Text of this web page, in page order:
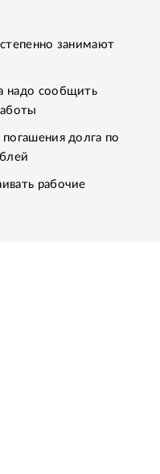
занимают
надо сообщить
долга по
рабочие